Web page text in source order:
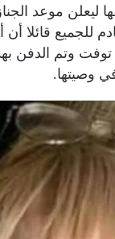
ليعلن موعد
للجميع قائلا
وتم الدفن
وصيتها.